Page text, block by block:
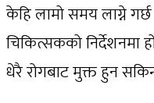
केहि लामो समय लाग्ने
चिकित्सकको निर्देशनमा
धेरै रोगबाट मुक्त हुन